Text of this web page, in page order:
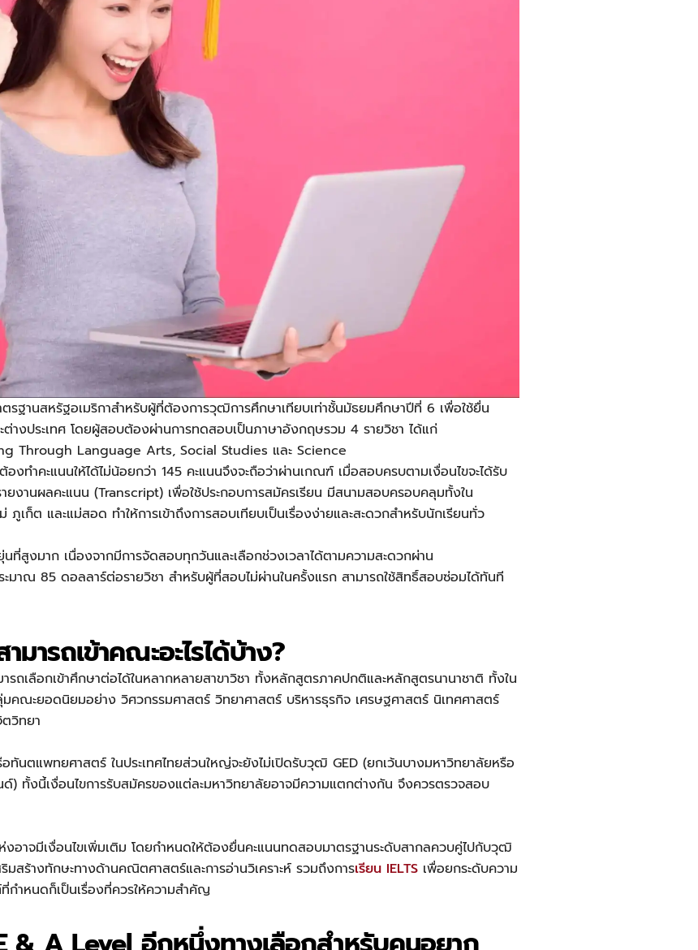
รฐานสหรัฐอเมริกาสำหรับผู้ที่ต้องการวุฒิการศึกษาเทียบเท่าชั้นมัธยมศึกษาปีที่ 6 เพื่อใช้ยื่น
างประเทศ โดยผู้สอบต้องผ่านการทดสอบเป็นภาษาอังกฤษรวม 4 รายวิชา ได้แก่
Through Language Arts, Social Studies และ Science
งทำคะแนนให้ได้ไม่น้อยกว่า 145 คะแนนจึงจะถือว่าผ่านเกณฑ์ เมื่อสอบครบตามเงื่อนไขจะได้รับ
ยงานผลคะแนน (Transcript) เพื่อใช้ประกอบการสมัครเรียน มีสนามสอบครอบคลุมทั้งใน
ภูเก็ต และแม่สอด ทำให้การเข้าถึงการสอบเทียบเป็นเรื่องง่ายและสะดวกสำหรับนักเรียนทั่ว
สูงมาก เนื่องจากมีการจัดสอบทุกวันและเลือกช่วงเวลาได้ตามความสะดวกผ่าน
ะมาณ 85 ดอลลาร์ต่อรายวิชา สำหรับผู้ที่สอบไม่ผ่านในครั้งแรก สามารถใช้สิทธิ์สอบซ่อมได้ทันที
ารถเข้าคณะอะไรได้บ้าง?
รถเลือกเข้าศึกษาต่อได้ในหลากหลายสาขาวิชา ทั้งหลักสูตรภาคปกติและหลักสูตรนานาชาติ ทั้งใน
มคณะยอดนิยมอย่าง วิศวกรรมศาสตร์ วิทยาศาสตร์ บริหารธุรกิจ เศรษฐศาสตร์ นิเทศศาสตร์
วิทยา
นตแพทยศาสตร์ ในประเทศไทยส่วนใหญ่จะยังไม่เปิดรับวุฒิ GED (ยกเว้นบางมหาวิทยาลัยหรือ
ด์) ทั้งนี้เงื่อนไขการรับสมัครของแต่ละมหาวิทยาลัยอาจมีความแตกต่างกัน จึงควรตรวจสอบ
งอาจมีเงื่อนไขเพิ่มเติม โดยกำหนดให้ต้องยื่นคะแนนทดสอบมาตรฐานระดับสากลควบคู่ไปกับวุฒิ
มสร้างทักษะทางด้านคณิตศาสตร์และการอ่านวิเคราะห์ รวมถึงการเรียน IELTS เพื่อยกระดับความ
กำหนดก็เป็นเรื่องที่ควรให้ความสำคัญ